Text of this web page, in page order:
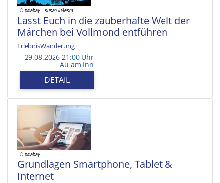
Lasst Euch in die zauberhafte Welt der
Märchen bei Vollmond entführen
ErlebnisWanderung
29.08.2026 21:00 Uhr
Au am Inn
DETAIL
Grundlagen Smartphone, Tablet &
Internet